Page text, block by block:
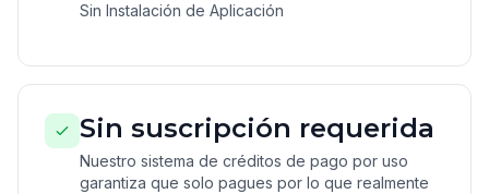
Sin Instalación de Aplicación
Sin suscripción requerida
Nuestro sistema de créditos de pago por uso
garantiza que solo pagues por lo que realmente